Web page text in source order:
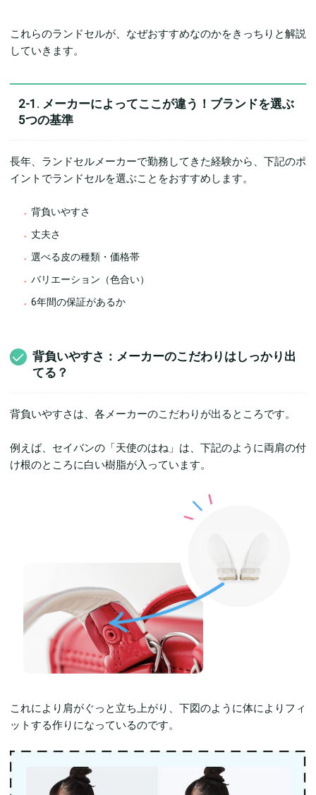
これらのランドセルが、なぜおすすめなのかをきっちりと解説
していきます。
2-1. メーカーによってここが違う！ブランドを選ぶ
5つの基準
長年、ランドセルメーカーで勤務してきた経験から、下記のポ
イントでランドセルを選ぶことをおすすめします。
背負いやすさ
丈夫さ
選べる皮の種類・価格帯
バリエーション（色合い）
6年間の保証があるか
背負いやすさ：メーカーのこだわりはしっかり出
てる？
背負いやすさは、各メーカーのこだわりが出るところです。
例えば、セイバンの「天使のはね」は、下記のように両肩の付
け根のところに白い樹脂が入っています。
これにより肩がぐっと立ち上がり、下図のように体によりフィ
ットする作りになっているのです。